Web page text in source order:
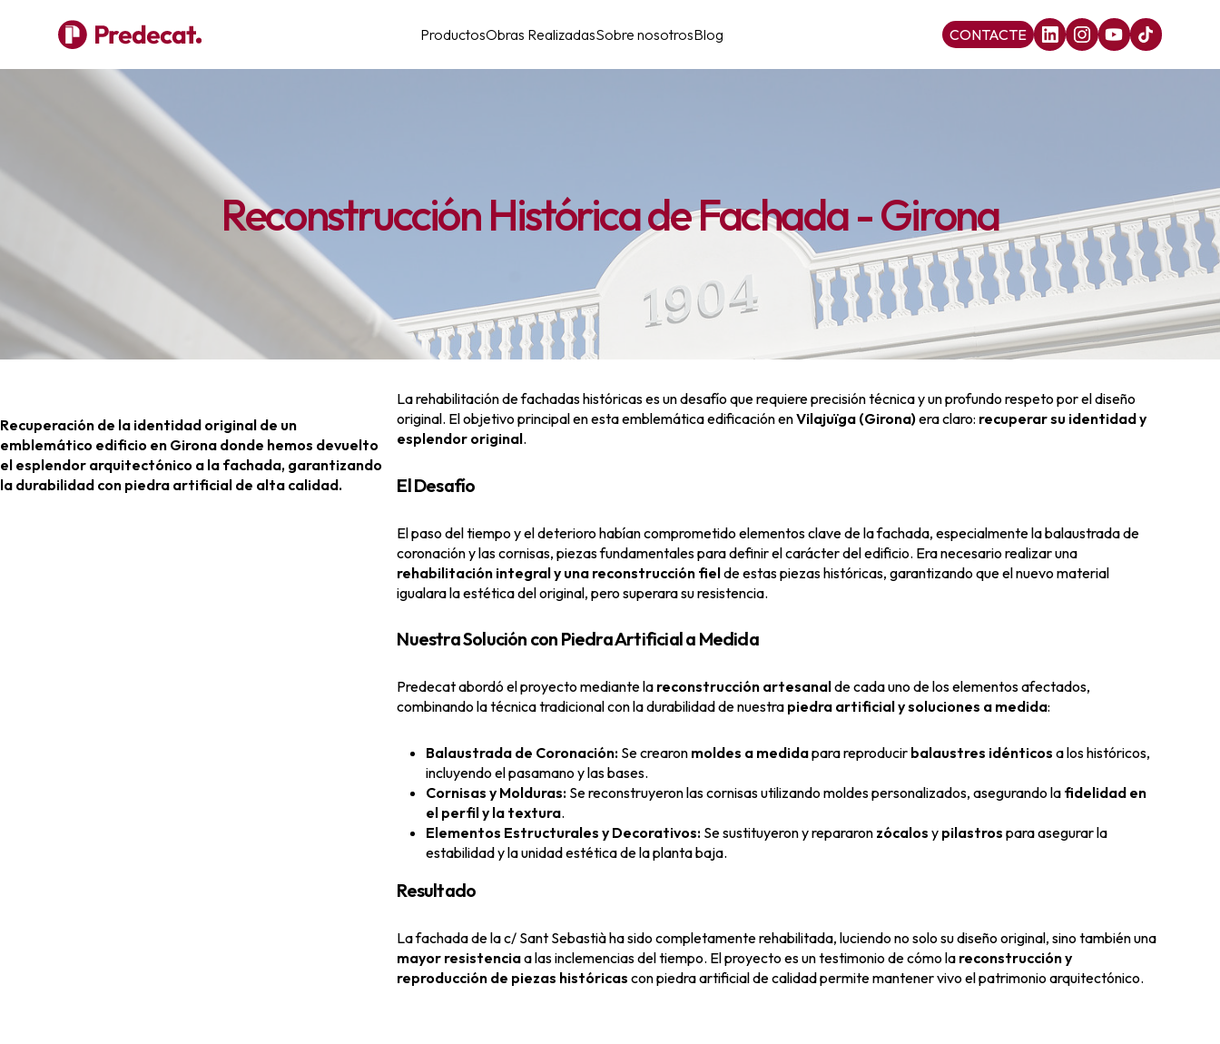
ProductosObras RealizadasSobre nosotrosBlog CONTACTE
Reconstrucción Histórica de Fachada - Girona
Recuperación de la identidad original de un
emblemático edificio en Girona donde hemos devuelto
el esplendor arquitectónico a la fachada, garantizando
la durabilidad con piedra artificial de alta calidad.
La rehabilitación de fachadas históricas es un desafío que requiere precisión técnica y un profundo respeto por el diseño
original. El objetivo principal en esta emblemática edificación enVilajuïga (Girona)era claro: recuperar su identidad y
esplendor original.
El Desafío
El paso del tiempo y el deterioro habían comprometido elementos clave de la fachada, especialmente la balaustrada de
coronación y las cornisas, piezas fundamentales para definir el carácter del edificio. Era necesario realizar una
rehabilitación integral y una reconstrucción fielde estas piezas históricas, garantizando que el nuevo material
igualara la estética del original, pero superara su resistencia.
Nuestra Solución con Piedra Artificial a Medida
Predecat abordó el proyecto mediante la reconstrucción artesanalde cada uno de los elementos afectados,
combinando la técnica tradicional con la durabilidad de nuestra piedra artificial y soluciones a medida:
Balaustrada de Coronación: Se crearon moldes a medidapara reproducir balaustres idénticos a los históricos,
incluyendo el pasamano y las bases.
Cornisas y Molduras: Se reconstruyeron las cornisas utilizando moldes personalizados, asegurando la fidelidad en
el perfil y la textura.
Elementos Estructurales y Decorativos: Se sustituyeron y repararon zócalos y pilastros para asegurar la
estabilidad y la unidad estética de la planta baja.
Resultado
La fachada de la c/ Sant Sebastià ha sido completamente rehabilitada, luciendo no solo su diseño original, sino también una
mayor resistenciaa las inclemencias del tiempo. El proyecto es un testimonio de cómo la reconstrucción y
reproducción de piezas históricas con piedra artificial de calidad permite mantener vivo el patrimonio arquitectónico.